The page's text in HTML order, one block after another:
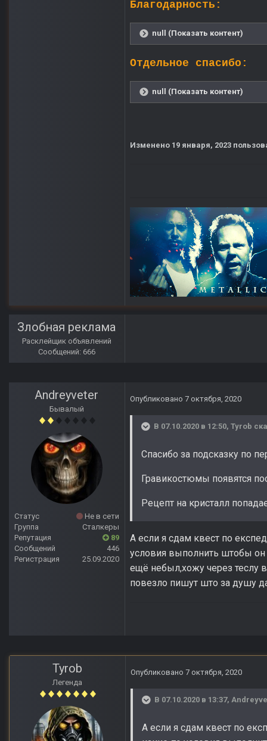
Благодарность:
null (Показать контент)
Отдельное спасибо:
null (Показать контент)
Изменено 19 января, 2023
Злобная реклама
Расклейщик объявлений
Сообщений: 666
Andreyveter
Бывалый
Статус
Не в сети
Группа
Сталкеры
Репутация
89
Сообщений
446
Регистрация
25.09.2020
Опубликовано 7 октября, 2020
В 07.10.2020 в 12:50, Tyrob
Спасибо за подсказку по
Гравикостюмы появятся
Рецепт на кристалл
А если я сдам квест по
условия выполнить штобы
ещё небыл,хожу через теслу
повезло пишут што за душу
Tyrob
Легенда
Опубликовано 7 октября, 2020
В 07.10.2020 в 13:37,
А если я сдам квест по